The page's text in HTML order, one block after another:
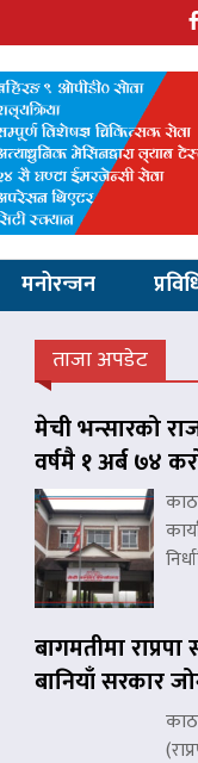
मनोरन्जन
ताजा अपडेट
मेची भन्सारको
वर्षमै १ अर्ब ७४
बागमतीमा
बानियाँ सरकार